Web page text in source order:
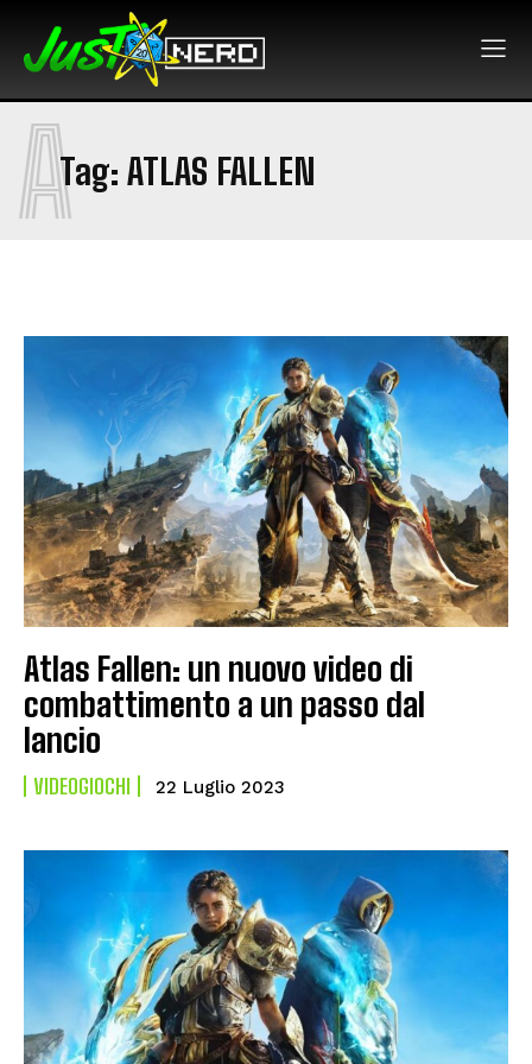
Tag: ATLAS FALLEN
A
Atlas Fallen: un nuovo video di
combattimento a un passo dal
lancio
VIDEOGIOCHI 22 Luglio 2023